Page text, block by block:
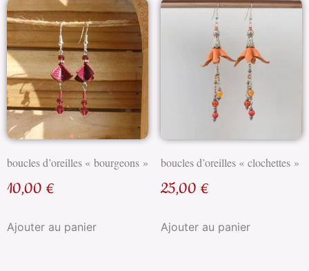
boucles d’oreilles « bourgeons »
10,00 €
Ajouter au panier
boucles d’oreilles « clochettes »
25,00 €
Ajouter au panier